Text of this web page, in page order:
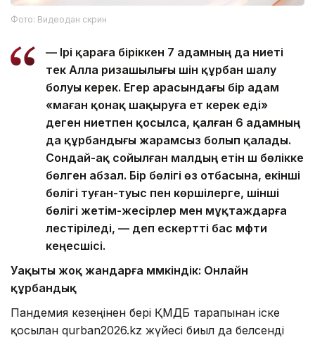
Фото: Видеодан скрин
— Ірі қараға біріккен 7 адамның да ниеті
тек Алла ризашылығы үшін құрбан шалу
болуы керек. Егер арасындағы бір адам
«маған қонақ шақыруға ет керек еді»
деген ниетпен қосылса, қалған 6 адамның
да құрбандығы жарамсыз болып қалады.
Сондай-ақ сойылған малдың етін үш бөлікке
бөлген абзал. Бір бөлігі өз отбасына, екінші
бөлігі туған-туыс пен көршілерге, үшінші
бөлігі жетім-жесірлер мен мұқтаждарға
үлестіріледі, — деп ескертті бас мүфти
кеңесшісі.
Уақыты жоқ жандарға мүмкіндік: Онлайн
құрбандық
Пандемия кезеңінен бері ҚМДБ тарапынан іске
қосылған qurban2026.kz жүйесі биыл да белсенді